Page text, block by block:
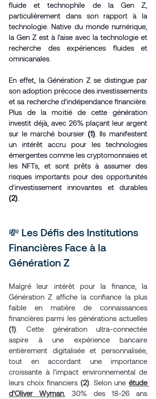
fluide et technophile de la Gen Z,
particulièrement dans son rapport à la
technologie. Native du monde numérique,
la Gen Z est à l'aise avec la technologie et
recherche des expériences fluides et
omnicanales.
En effet, la Génération Z se distingue par
son adoption précoce des investissements
et sa recherche d'indépendance financière.
Plus de la moitié de cette génération
investit déjà, avec 26% plaçant leur argent
sur le marché boursier (1). Ils manifestent
un intérêt accru pour les technologies
émergentes comme les cryptomonnaies et
les NFTs, et sont prêts à assumer des
risques importants pour des opportunités
(2)
💸 Les Défis des Institutions
Financières Face à la
Génération Z
Malgré leur intérêt pour la finance, la
Génération Z affiche la confiance la plus
faible en matière de connaissances
(1) . Cette génération ultra-connectée
aspire à une expérience bancaire
entièrement digitalisée et personnalisée,
tout en accordant une importance
croissante à l'impact environnemental de
leurs choix financiers (2) . Selon une étude
d'Oliver Wyman , 30% des 18-26 ans